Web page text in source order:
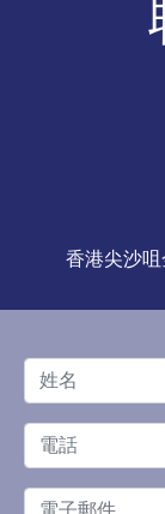
香港尖沙